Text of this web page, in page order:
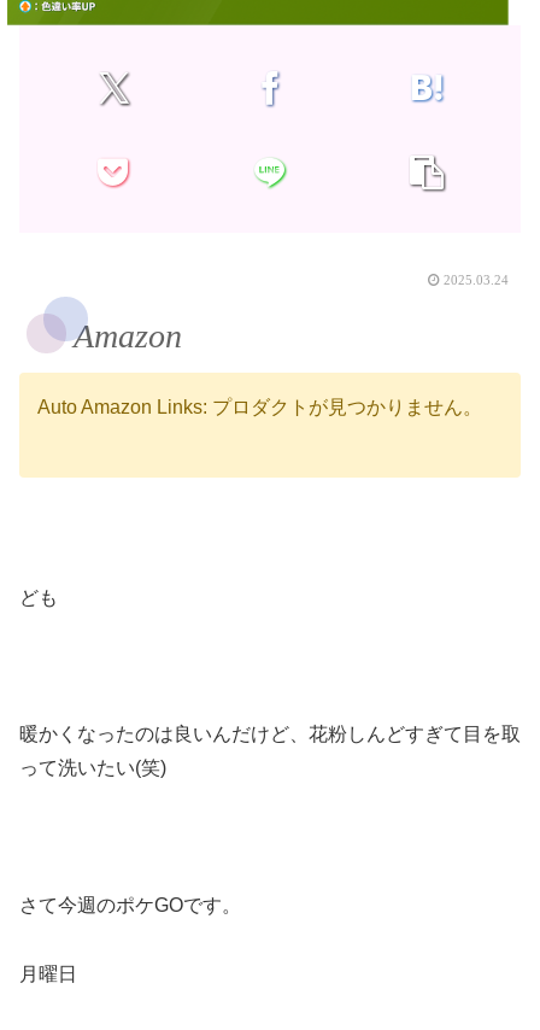
2025.03.24
Amazon
Auto Amazon Links: プロダクトが見つかりません。
ども
暖かくなったのは良いんだけど、花粉しんどすぎて目を取
って洗いたい(笑)
さて今週のポケGOです。
月曜日